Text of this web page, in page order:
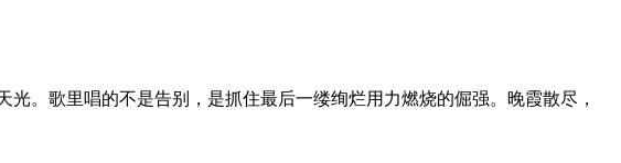
。歌里唱的不是告别，是抓住最后一缕绚烂用力燃烧的倔强。晚霞散尽，